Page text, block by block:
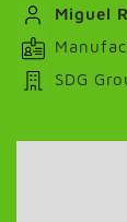
Miguel
SDG